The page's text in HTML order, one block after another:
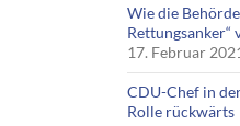
Wie die
Rettungsanker“
17. Februar
CDU-Chef in
Rolle rückwärts